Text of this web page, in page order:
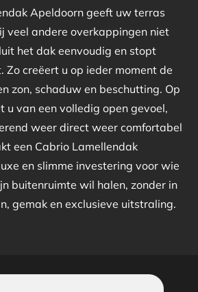
Apeldoorn geeft uw terras
veel andere overkappingen niet
het dak eenvoudig en stopt
Zo creëert u op ieder moment de
zon, schaduw en beschutting. Op
u van een volledig open gevoel,
weer direct weer comfortabel
een Cabrio Lamellendak
en slimme investering voor wie
buitenruimte wil halen, zonder in
gemak en exclusieve uitstraling.